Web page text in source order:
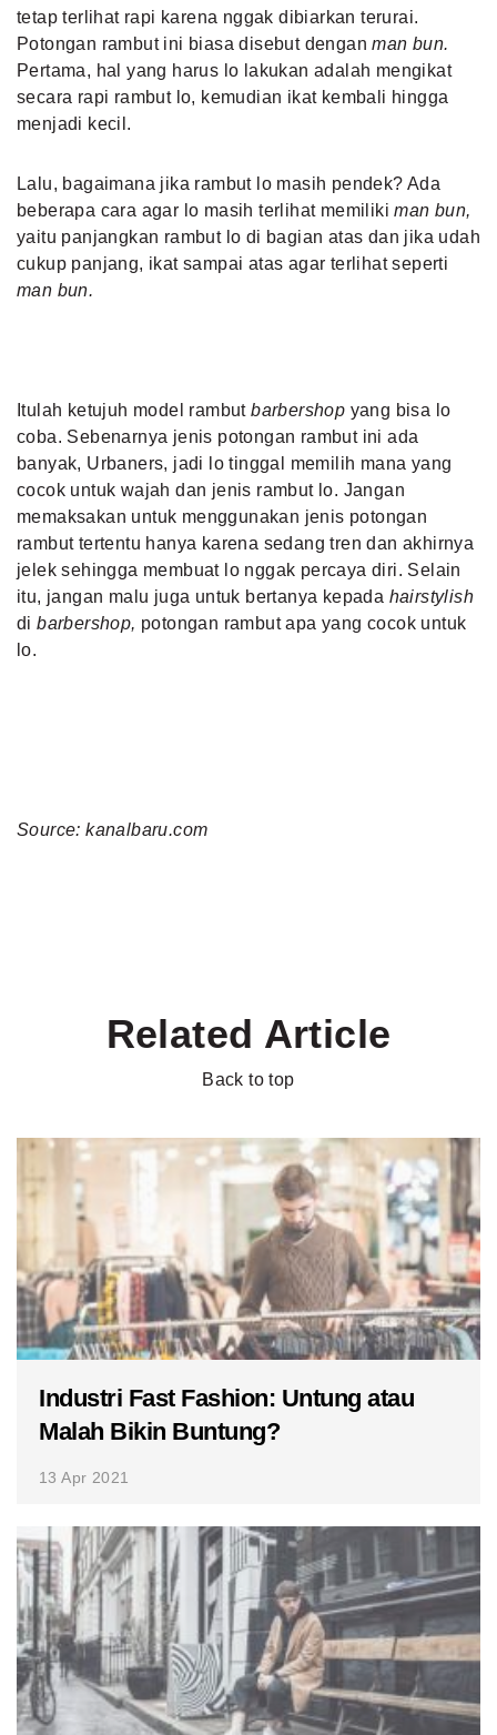
tetap terlihat rapi karena nggak dibiarkan terurai.
Potongan rambut ini biasa disebut denganman bun.
Pertama, hal yang harus lo lakukan adalah mengikat
secara rapi rambut lo, kemudian ikat kembali hingga
menjadi kecil.
Lalu, bagaimana jika rambut lo masih pendek? Ada
beberapa cara agar lo masih terlihat memilikiman bun,
yaitu panjangkan rambut lo di bagian atas dan jika udah
cukup panjang, ikat sampai atas agar terlihat seperti
man bun.
Itulah ketujuh model rambutbarbershop yang bisa lo
coba. Sebenarnya jenis potongan rambut ini ada
banyak, Urbaners, jadi lo tinggal memilih mana yang
cocok untuk wajah dan jenis rambut lo. Jangan
memaksakan untuk menggunakan jenis potongan
rambut tertentu hanya karena sedang tren dan akhirnya
jelek sehingga membuat lo nggak percaya diri. Selain
itu, jangan malu juga untuk bertanya kepada hairstylish
dibarbershop, potongan rambut apa yang cocok untuk
lo.
Source: kanalbaru.com
Related Article
Back to top
Industri Fast Fashion: Untung atau
Malah Bikin Buntung?
13 Apr 2021